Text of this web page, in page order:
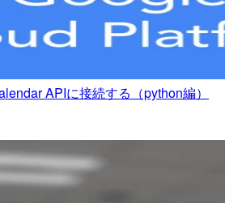
APIに接続する（python編）